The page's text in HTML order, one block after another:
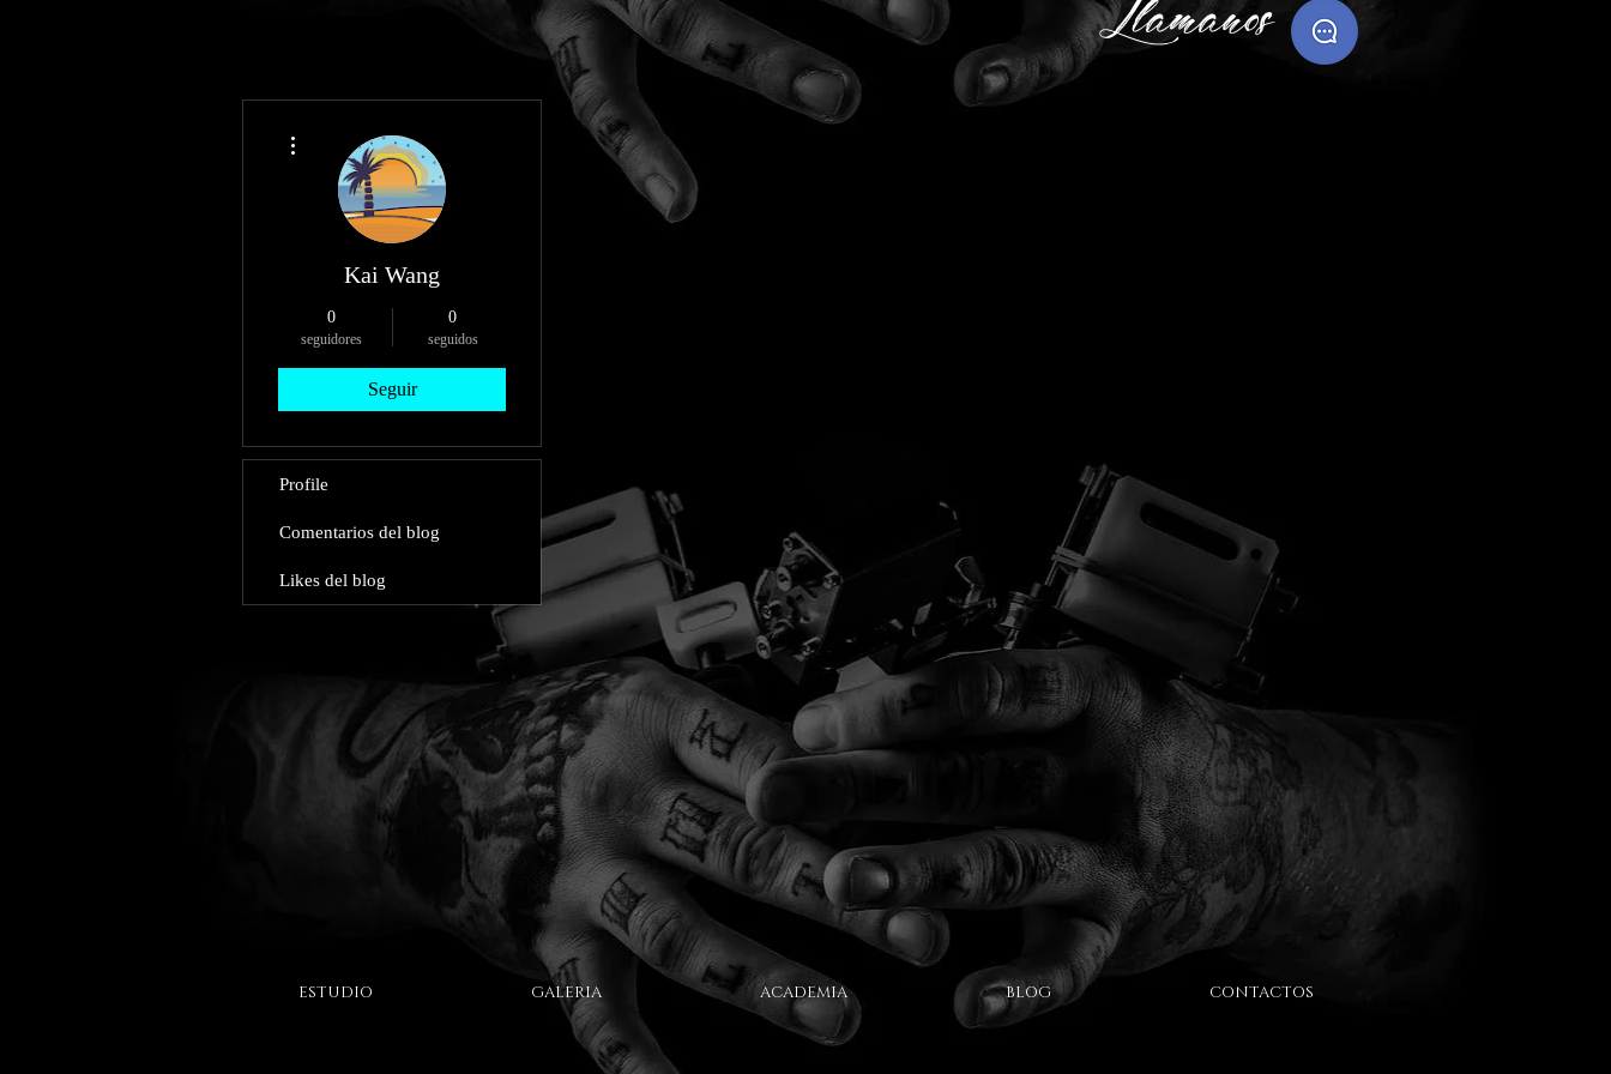
Llamanos
Kai Wang
0
seguidores
0
seguidos
Seguir
Profile
Comentarios del blog
Likes del blog
ESTUDIO GALERIA ACADEMIA BLOG CONTACTOS